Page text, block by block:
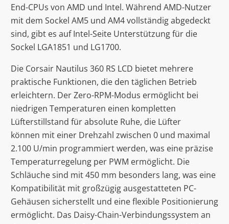
End-CPUs von AMD und Intel. Während AMD-Nutzer
mit dem Sockel AM5 und AM4 vollständig abgedeckt
sind, gibt es auf Intel-Seite Unterstützung für die
Sockel LGA1851 und LG1700.
Die Corsair Nautilus 360 RS LCD bietet mehrere
praktische Funktionen, die den täglichen Betrieb
erleichtern. Der Zero-RPM-Modus ermöglicht bei
niedrigen Temperaturen einen kompletten
Lüfterstillstand für absolute Ruhe, die Lüfter
können mit einer Drehzahl zwischen 0 und maximal
2.100 U/min programmiert werden, was eine präzise
Temperaturregelung per PWM ermöglicht. Die
Schläuche sind mit 450 mm besonders lang, was eine
Kompatibilität mit großzügig ausgestatteten PC-
Gehäusen sicherstellt und eine flexible Positionierung
ermöglicht. Das Daisy-Chain-Verbindungssystem an